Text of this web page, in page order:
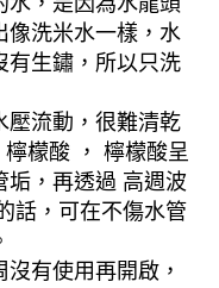
像洗米水一樣，水
有生鏽，所以只洗
壓流動，很難清乾
檬酸 ， 檸檬酸呈
垢，再透過 高週波
話，可在不傷水管
有使用再開啟，